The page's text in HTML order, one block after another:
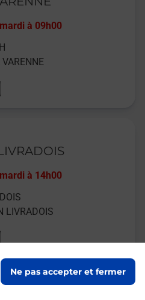
Ne pas accepter et fermer
à 09h00
à 14h00
LIVRADOIS